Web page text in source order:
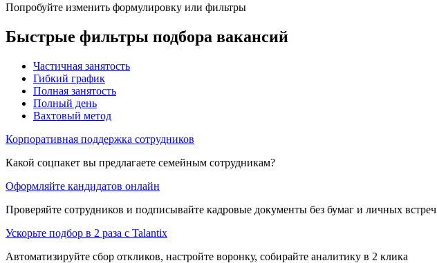
Попробуйте изменить формулировку или фильтры
Быстрые фильтры подбора вакансий
Частичная занятость
Гибкий график
Полная занятость
Полный день
Вахтовый метод
Корпоративная поддержка сотрудников
Какой соцпакет вы предлагаете семейным сотрудникам?
Оформляйте кандидатов онлайн
Проверяйте сотрудников и подписывайте кадровые документы без бумаг и личных встреч
Ускорьте подбор в 2 раза с Talantix
Автоматизируйте сбор откликов, настройте воронку, собирайте аналитику в 2 клика